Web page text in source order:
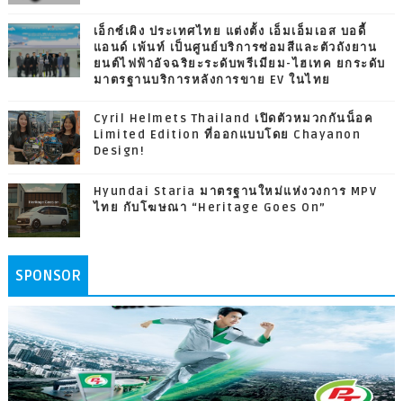
เอ็กซ์เผิง ประเทศไทย แต่งตั้ง เอ็มเอ็มเอส บอดี้
แอนด์ เพ้นท์ เป็นศูนย์บริการซ่อมสีและตัวถังยาน
ยนต์ไฟฟ้าอัจฉริยะระดับพรีเมียม-ไฮเทค ยกระดับ
มาตรฐานบริการหลังการขาย EV ในไทย
Cyril Helmets Thailand เปิดตัวหมวกกันน็อค
Limited Edition ที่ออกแบบโดย Chayanon
Design!
Hyundai Staria มาตรฐานใหม่แห่งวงการ MPV
ไทย กับโฆษณา “Heritage Goes On”
SPONSOR